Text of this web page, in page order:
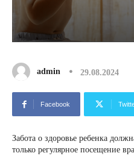
admin 29.08.2024
Facebook
Забота о здоровье ребенка
только регулярное посещение